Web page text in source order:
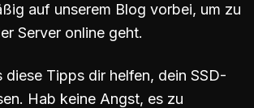
auf unserem Blog vorbei, um zu
Server online geht.
diese Tipps dir helfen, dein SSD-
Hab keine Angst, es zu